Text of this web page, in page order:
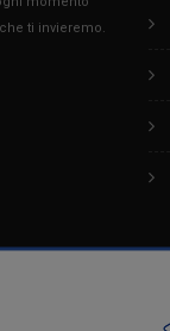
ti invieremo.